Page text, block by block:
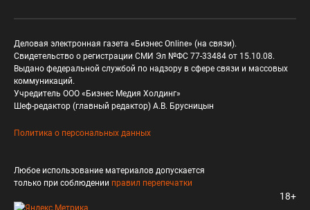
Деловая электронная газета «Бизнес Online» (на связи).
Свидетельство о регистрации СМИ Эл №ФС 77-33484 от 15.10.08.
Выдано федеральной службой по надзору в сфере связи и массовых
коммуникаций.
Учредитель ООО «Бизнес Медия Холдинг»
Шеф-редактор (главный редактор) А.В. Брусницын
Политика о персональных данных
Любое использование материалов допускается
только при соблюдении правил перепечатки
18+